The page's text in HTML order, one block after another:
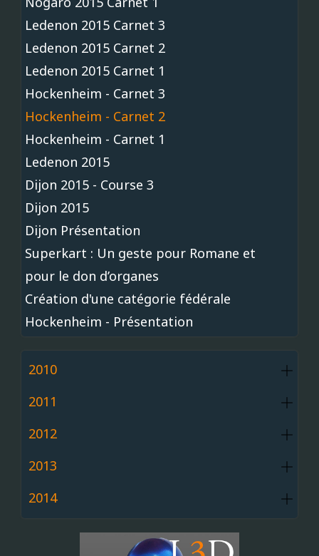
Ledenon 2015 Carnet 3
Ledenon 2015 Carnet 2
Ledenon 2015 Carnet 1
Hockenheim - Carnet 3
Hockenheim - Carnet 2
Hockenheim - Carnet 1
Ledenon 2015
Dijon 2015 - Course 3
Dijon 2015
Dijon Présentation
Superkart : Un geste pour Romane et
pour le don d’organes
Création d'une catégorie fédérale
Hockenheim - Présentation
2010
2011
2012
2013
2014